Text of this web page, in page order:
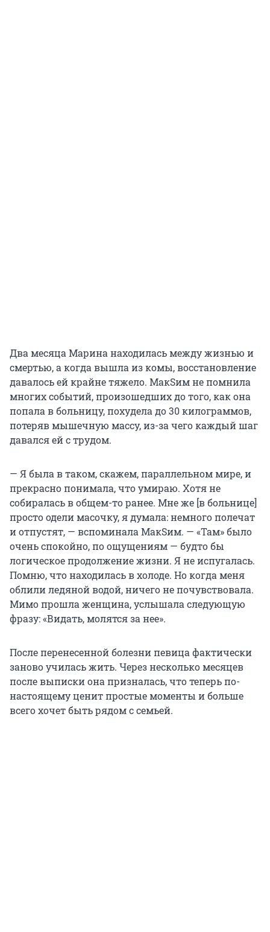
Два месяца Марина находилась между жизнью и
смертью, а когда вышла из комы, восстановление
давалось ей крайне тяжело. МакSим не помнила
многих событий, произошедших до того, как она
попала в больницу, похудела до 30 килограммов,
потеряв мышечную массу, из-за чего каждый шаг
давался ей с трудом.
— Я была в таком, скажем, параллельном мире, и
прекрасно понимала, что умираю. Хотя не
собиралась в общем-то ранее. Мне же [в больнице]
просто одели масочку, я думала: немного полечат
и отпустят, — вспоминала МакSим. — «Там» было
очень спокойно, по ощущениям — будто бы
логическое продолжение жизни. Я не испугалась.
Помню, что находилась в холоде. Но когда меня
облили ледяной водой, ничего не почувствовала.
Мимо прошла женщина, услышала следующую
фразу: «Видать, молятся за нее».
После перенесенной болезни певица фактически
заново училась жить. Через несколько месяцев
после выписки она призналась, что теперь по-
настоящему ценит простые моменты и больше
всего хочет быть рядом с семьей.